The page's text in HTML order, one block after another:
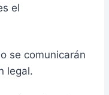
el
se comunicarán
legal.